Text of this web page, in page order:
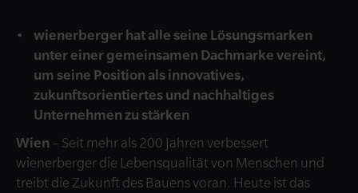
wienerberger hat alle seine Lösungsmarken
unter einer gemeinsamen Dachmarke vereint,
um seine Position als innovatives,
zukunftsorientiertes und nachhaltiges
Unternehmen zu stärken
Wien – Seit mehr als 200 Jahren verbessert
wienerberger die Lebensqualität von Menschen und
treibt die Zukunft des Bauens voran. Heute ist das